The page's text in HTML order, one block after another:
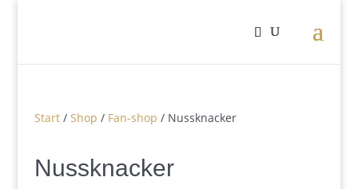
Start/ Shop / Fan-shop / Nussknacker
Nussknacker